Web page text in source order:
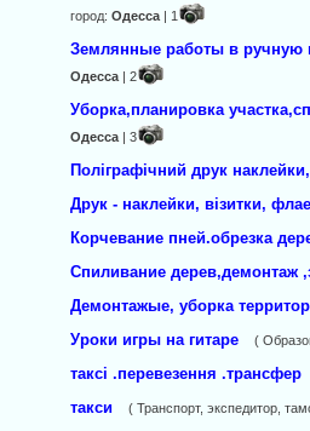
город: Одесса| 1
Землянные работы в ручную
Одесса| 2
Уборка,планировка
Одесса| 3
Поліграфічний друк
Друк - наклейки, візитки,
Корчевание пней.обрезка
Спиливание дерев,демонтаж
Демонтажые, уборка
Уроки игры на гитаре
(
таксі .перевезення .трансфер
такси ( Транспорт, экспедитор,